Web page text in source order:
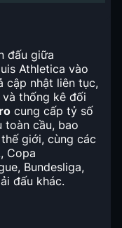
đấu giữa
Athletica vào
cập nhật liên tục,
thống kê đối
cung cấp tỷ số
toàn cầu, bao
giới, cùng các
Copa
Bundesliga,
đấu khác.